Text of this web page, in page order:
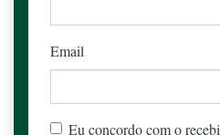
Email
Eu concordo com o